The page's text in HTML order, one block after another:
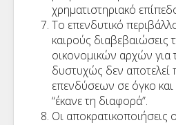
χρηματιστηριακό
Το επενδυτικό
καιρούς διαβεβαιώσεις
οικονομικών αρχών για
δυστυχώς δεν αποτελεί
επενδύσεων σε όγκο
“έκανε τη διαφορά”.
Οι αποκρατικοποιήσεις